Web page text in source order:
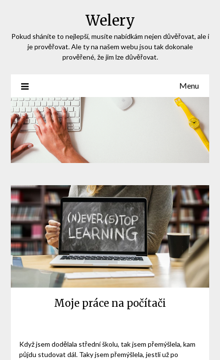
Welery
Pokud sháníte to nejlepší, musíte nabídkám nejen důvěřovat, ale i
je prověřovat. Ale ty na našem webu jsou tak dokonale
prověřené, že jim lze důvěřovat.
Menu
Moje práce na počítači
Když jsem dodělala střední školu, tak jsem přemýšlela, kam
půjdu studovat dál. Taky jsem přemýšlela, jestli už po